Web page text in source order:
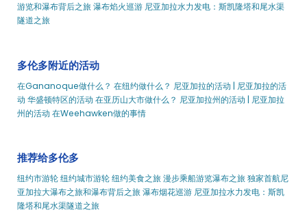
多伦多学校活动
多伦多感恩节早午餐游船 (2020) | 城市体验
多伦多婚礼活动
多伦多放大镜游船
搜索结果
多伦多城市通票
多伦多。乘坐赛格威1小时的酒厂历史区
游览和瀑布背后之旅瀑布焰火巡游尼亚加拉水力发电：斯凯隆塔和尾水渠
隧道之旅
多伦多附近的活动
在Gananoque做什么？ 在纽约做什么？ 尼亚加拉的活动 | 尼亚加拉的活
动 华盛顿特区的活动 在亚历山大市做什么？ 尼亚加拉州的活动 | 尼亚加拉
州的活动 在Weehawken做的事情
推荐给多伦多
纽约市游轮纽约城市游轮纽约美食之旅 漫步乘船游览瀑布之旅 独家首航尼
亚加拉大瀑布之旅和瀑布背后之旅 瀑布烟花巡游 尼亚加拉水力发电：斯凯
隆塔和尾水渠隧道之旅